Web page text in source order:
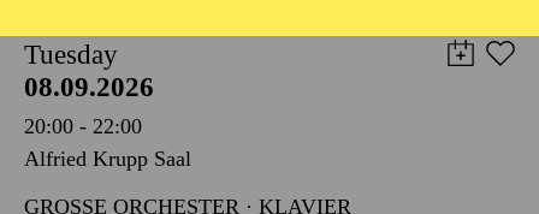
Tuesday
08.09.2026
20:00 - 22:00
Alfried Krupp Saal
GROSSE ORCHESTER · KLAVIER